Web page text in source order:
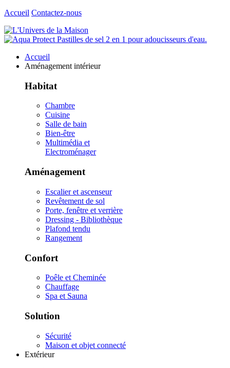
Accueil Contactez-nous
Accueil
Aménagement intérieur
Habitat
Chambre
Cuisine
Salle de bain
Bien-être
Multimédia et
Electroménager
Aménagement
Escalier et ascenseur
Revêtement de sol
Porte, fenêtre et verrière
Dressing - Bibliothèque
Plafond tendu
Rangement
Confort
Poêle et Cheminée
Chauffage
Spa et Sauna
Solution
Sécurité
Maison et objet connecté
Extérieur